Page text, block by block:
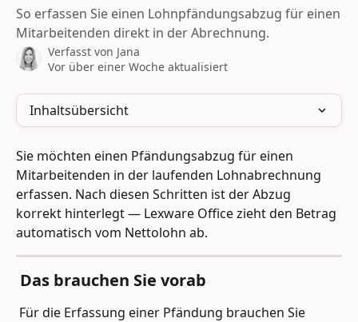
So erfassen Sie einen Lohnpfändungsabzug für einen
Mitarbeitenden direkt in der Abrechnung.
Verfasst von Jana
Vor über einer Woche aktualisiert
Inhaltsübersicht
Sie möchten einen Pfändungsabzug für einen
Mitarbeitenden in der laufenden Lohnabrechnung
erfassen. Nach diesen Schritten ist der Abzug
korrekt hinterlegt — Lexware Office zieht den Betrag
automatisch vom Nettolohn ab.
Das brauchen Sie vorab